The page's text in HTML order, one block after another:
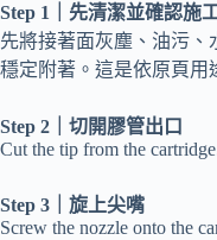
Step 1｜先清潔並確認施
先將接著面灰塵、油污、
穩定附著。這是依原頁用
Step 2｜切開膠管出口
Cut the tip from the
Step 3｜旋上尖嘴
Screw the nozzle onto the